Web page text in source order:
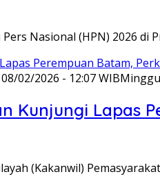
Nasional (HPN) 2026
02/2026 - 12:07 WIB
Kunjungi Lapas
(Kakanwil)